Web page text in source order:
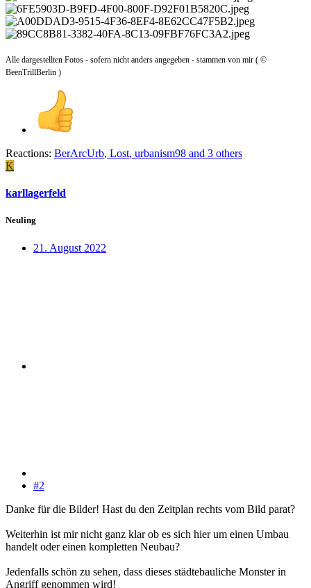
Alle dargestellten Fotos - sofern nicht anders angegeben - stammen von mir ( ©
BeenTrillBerlin )
Reactions: BerArcUrb, Lost, urbanism98 and 3 others
K
karllagerfeld
Neuling
21. August 2022
#2
Danke für die Bilder! Hast du den Zeitplan rechts vom Bild parat?
Weiterhin ist mir nicht ganz klar ob es sich hier um einen Umbau
handelt oder einen kompletten Neubau?
Jedenfalls schön zu sehen, dass dieses städtebauliche Monster in
Angriff genommen wird!